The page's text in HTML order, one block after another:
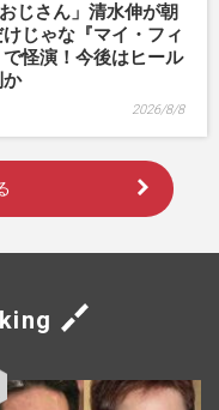
じさん」清水伸が朝
じゃな『マイ・フィ
怪演！今後はヒール
か
2026/8/8